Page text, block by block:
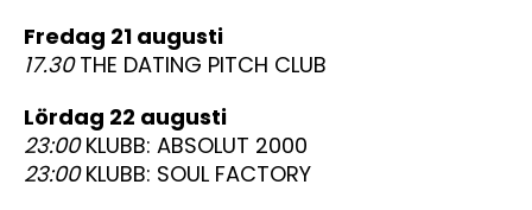
fredag 21 augusti
17.30THE DATING PITCH CLUB
lördag 22 augusti
23:00KLUBB: ABSOLUT 2000
23:00KLUBB: SOUL FACTORY